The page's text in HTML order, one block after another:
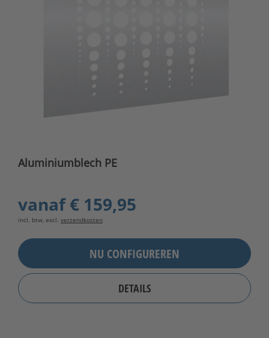
Aluminiumblech PE
vanaf€ 159,95
incl. btw, excl. verzendkosten
NU CONFIGUREREN
DETAILS